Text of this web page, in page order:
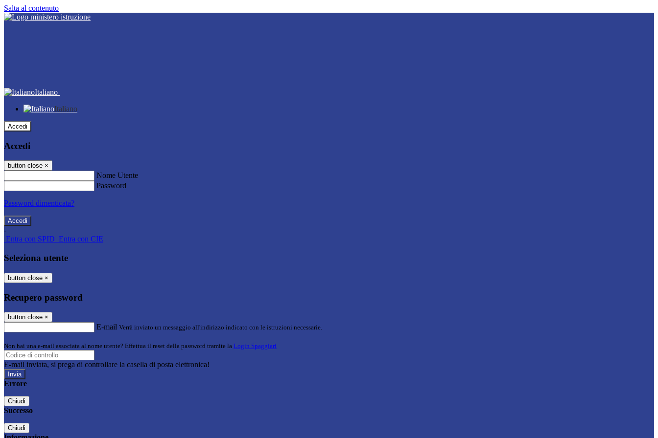
Salta al contenuto
Italiano
Italiano
Accedi
Accedi
button close ×
Nome Utente
Password
Password dimenticata?
-
Entra con SPID Entra con CIE
Seleziona utente
button close ×
Recupero password
button close ×
E-mail Verrà inviato un messaggio all'indirizzo indicato con le istruzioni necessarie.
Non hai una e-mail associata al nome utente? Effettua il reset della password tramite la Login Spaggiari
E-mail inviata, si prega di controllare la casella di posta elettronica!
Errore
Chiudi
Successo
Chiudi